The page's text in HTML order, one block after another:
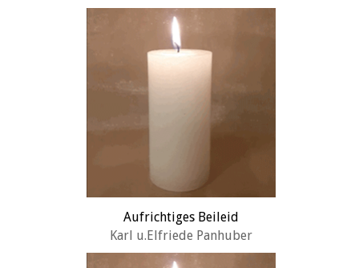
Aufrichtiges Beileid
Karl u.Elfriede Panhuber